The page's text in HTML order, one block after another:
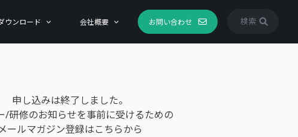
ウンロード 会社概要 お問い合わせ 検索
申し込みは終了しました。
/研修のお知らせを事前に受けるための
ールマガジン登録はこちらから